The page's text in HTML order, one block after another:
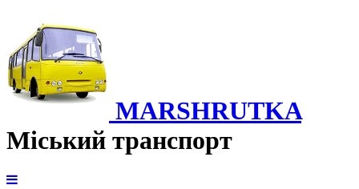
MARSHRUTKA
Міський транспорт